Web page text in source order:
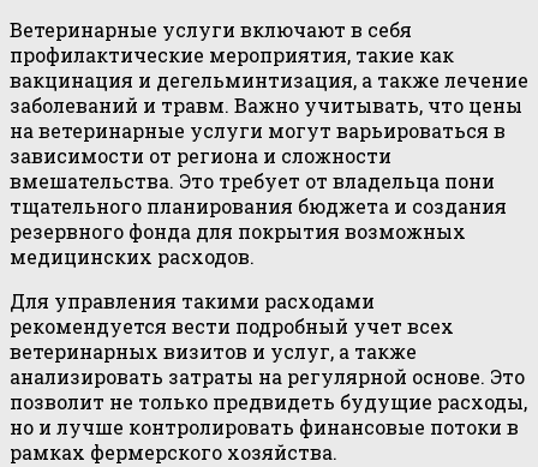
Ветеринарные услуги включают в себя
профилактические мероприятия, такие как
вакцинация и дегельминтизация, а также лечение
заболеваний и травм. Важно учитывать, что цены
на ветеринарные услуги могут варьироваться в
зависимости от региона и сложности
вмешательства. Это требует от владельца пони
тщательного планирования бюджета и создания
резервного фонда для покрытия возможных
медицинских расходов.
Для управления такими расходами
рекомендуется вести подробный учет всех
ветеринарных визитов и услуг, а также
анализировать затраты на регулярной основе. Это
позволит не только предвидеть будущие расходы,
но и лучше контролировать финансовые потоки в
рамках фермерского хозяйства.